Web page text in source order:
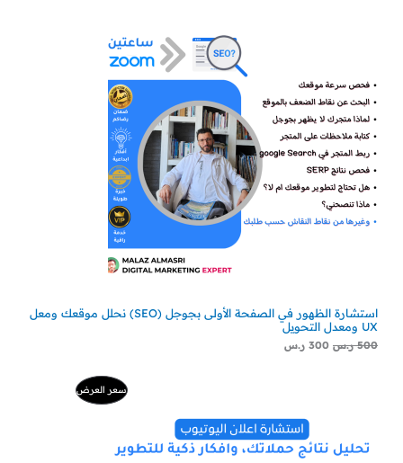
استشارة الظهور في الصفحة الأولى بجوجل (SEO) نحلل موقعك ومعل
UX ومعدل التحويل
500 ر.س 300 ر.س
سعر العرضمنتج
229 ر.س.